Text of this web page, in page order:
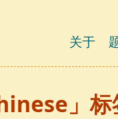
关于
」标